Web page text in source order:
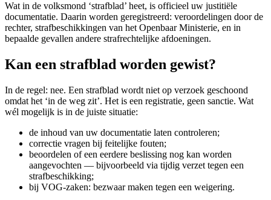
Wat in de volksmond ‘strafblad’ heet, is officieel uw justitiële
documentatie. Daarin worden geregistreerd: veroordelingen door de
rechter, strafbeschikkingen van het Openbaar Ministerie, en in
bepaalde gevallen andere strafrechtelijke afdoeningen.
Kan een strafblad worden gewist?
In de regel: nee. Een strafblad wordt niet op verzoek geschoond
omdat het ‘in de weg zit’. Het is een registratie, geen sanctie. Wat
wél mogelijk is in de juiste situatie:
de inhoud van uw documentatie laten controleren;
correctie vragen bij feitelijke fouten;
beoordelen of een eerdere beslissing nog kan worden
aangevochten — bijvoorbeeld via tijdig verzet tegen een
strafbeschikking;
bij VOG-zaken: bezwaar maken tegen een weigering.